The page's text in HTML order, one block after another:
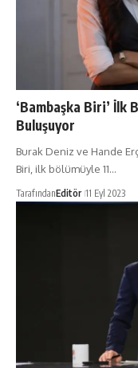
‘Bambaşka Biri’ İlk
Buluşuyor
Burak Deniz ve Hande
Biri, ilk bölümüyle 11…
TarafındanEditör 11 Eyl 2023